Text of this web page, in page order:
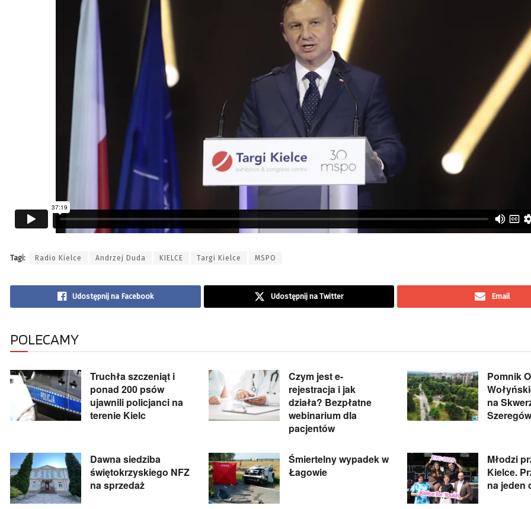
Tagi: Radio Kielce Andrzej Duda KIELCE Targi Kielce MSPO
Udostępnij na Facebook Udostępnij na Twitter Email
POLECAMY
Truchła szczeniąt i
ponad 200 psów
ujawnili policjanci na
terenie Kielc
Czym jest e-
rejestracja i jak
działa? Bezpłatne
webinarium dla
pacjentów
Pomnik
na
Dawna siedziba
świętokrzyskiego NFZ
na sprzedaż
Śmiertelny wypadek w
Łagowie
Młodzi
Kielce.
na jeden